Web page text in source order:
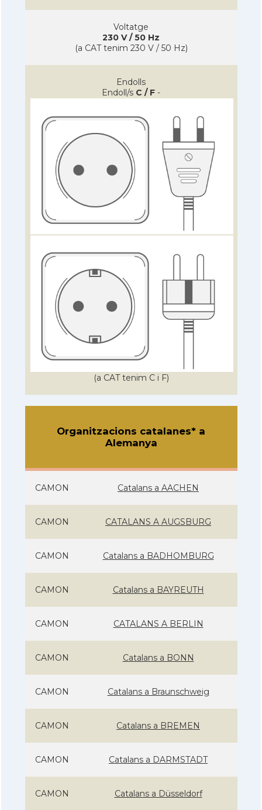
Voltatge
230 V / 50 Hz
(a CAT tenim 230 V / 50 Hz)
Endolls
Endoll/s C / F -
(a CAT tenim C i F)
Organitzacions catalanes* a
Alemanya
CAMON Catalans a AACHEN
CAMON CATALANS A AUGSBURG
CAMON Catalans a BADHOMBURG
CAMON Catalans a BAYREUTH
CAMON CATALANS A BERLIN
CAMON Catalans a BONN
CAMON Catalans a Braunschweig
CAMON Catalans a BREMEN
CAMON Catalans a DARMSTADT
CAMON Catalans a Düsseldorf